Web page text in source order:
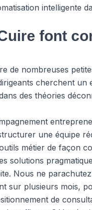
intelligente
font
de nombreuses
cherchent un
des théories
une équipe
métier de façon
solutions
Nous ne
sur plusieurs mois,
de